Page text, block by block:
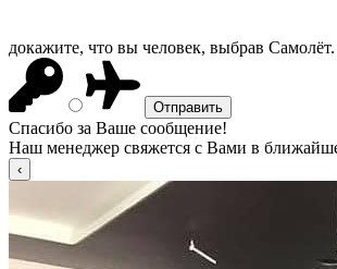
докажите, что вы человек, выбрав Самолёт.
Спасибо за Ваше сообщение!
Наш менеджер свяжется с Вами в